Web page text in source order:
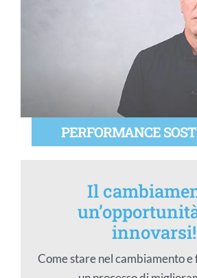
PERFORMANCE
Il
innovarsi!
Come stare nel cambiamento